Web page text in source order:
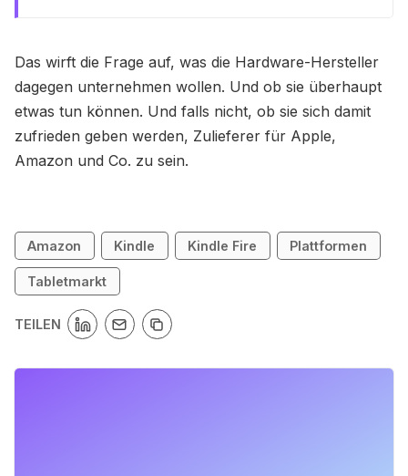
Das wirft die Frage auf, was die Hardware-Hersteller
dagegen unternehmen wollen. Und ob sie überhaupt
etwas tun können. Und falls nicht, ob sie sich damit
zufrieden geben werden, Zulieferer für Apple,
Amazon und Co. zu sein.
Amazon Kindle Kindle Fire Plattformen
Tabletmarkt
TEILEN